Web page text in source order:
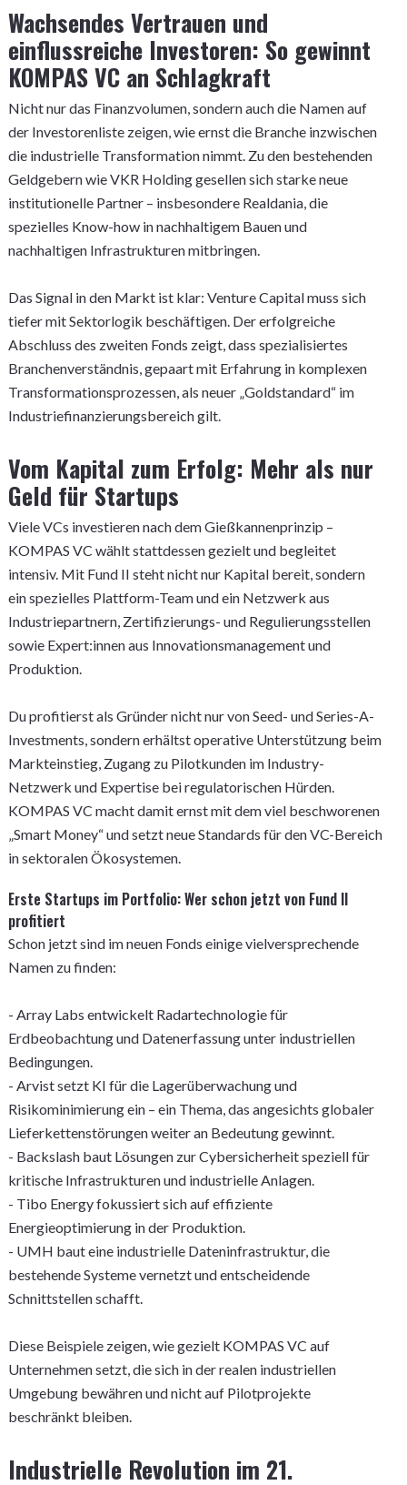
Wachsendes Vertrauen und
einflussreiche Investoren: So gewinnt
KOMPAS VC an Schlagkraft
Nicht nur das Finanzvolumen, sondern auch die Namen auf
der Investorenliste zeigen, wie ernst die Branche inzwischen
die industrielle Transformation nimmt. Zu den bestehenden
Geldgebern wie VKR Holding gesellen sich starke neue
institutionelle Partner – insbesondere Realdania, die
spezielles Know-how in nachhaltigem Bauen und
nachhaltigen Infrastrukturen mitbringen.
Das Signal in den Markt ist klar: Venture Capital muss sich
tiefer mit Sektorlogik beschäftigen. Der erfolgreiche
Abschluss des zweiten Fonds zeigt, dass spezialisiertes
Branchenverständnis, gepaart mit Erfahrung in komplexen
Transformationsprozessen, als neuer „Goldstandard“ im
Industriefinanzierungsbereich gilt.
Vom Kapital zum Erfolg: Mehr als nur
Geld für Startups
Viele VCs investieren nach dem Gießkannenprinzip –
KOMPAS VC wählt stattdessen gezielt und begleitet
intensiv. Mit Fund II steht nicht nur Kapital bereit, sondern
ein spezielles Plattform-Team und ein Netzwerk aus
Industriepartnern, Zertifizierungs- und Regulierungsstellen
sowie Expert:innen aus Innovationsmanagement und
Produktion.
Du profitierst als Gründer nicht nur von Seed- und Series-A-
Investments, sondern erhältst operative Unterstützung beim
Markteinstieg, Zugang zu Pilotkunden im Industry-
Netzwerk und Expertise bei regulatorischen Hürden.
KOMPAS VC macht damit ernst mit dem viel beschworenen
„Smart Money“ und setzt neue Standards für den VC-Bereich
in sektoralen Ökosystemen.
Erste Startups im Portfolio: Wer schon jetzt von Fund II
profitiert
Schon jetzt sind im neuen Fonds einige vielversprechende
Namen zu finden:
- Array Labs entwickelt Radartechnologie für
Erdbeobachtung und Datenerfassung unter industriellen
Bedingungen.
- Arvist setzt KI für die Lagerüberwachung und
Risikominimierung ein – ein Thema, das angesichts globaler
Lieferkettenstörungen weiter an Bedeutung gewinnt.
- Backslash baut Lösungen zur Cybersicherheit speziell für
kritische Infrastrukturen und industrielle Anlagen.
- Tibo Energy fokussiert sich auf effiziente
Energieoptimierung in der Produktion.
- UMH baut eine industrielle Dateninfrastruktur, die
bestehende Systeme vernetzt und entscheidende
Schnittstellen schafft.
Diese Beispiele zeigen, wie gezielt KOMPAS VC auf
Unternehmen setzt, die sich in der realen industriellen
Umgebung bewähren und nicht auf Pilotprojekte
beschränkt bleiben.
Industrielle Revolution im 21.